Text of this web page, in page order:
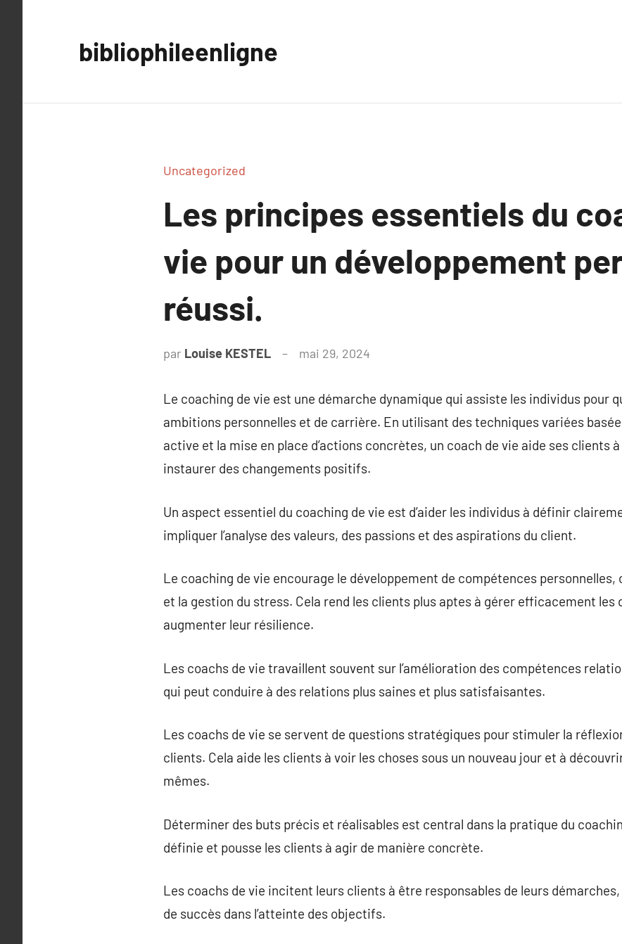
bibliophileenligne
Uncategorized
Les principes essentiels du
vie pour un développement
réussi.
par Louise KESTEL mai 29, 2024
Le coaching de vie est une démarche dynamique qui assiste les individus pour
ambitions personnelles et de carrière. En utilisant des techniques variées
active et la mise en place d’actions concrètes, un coach de vie aide ses clients
instaurer des changements positifs.
Un aspect essentiel du coaching de vie est d’aider les individus à définir
impliquer l’analyse des valeurs, des passions et des aspirations du client.
Le coaching de vie encourage le développement de compétences
et la gestion du stress. Cela rend les clients plus aptes à gérer efficacement les
augmenter leur résilience.
Les coachs de vie travaillent souvent sur l’amélioration des compétences
qui peut conduire à des relations plus saines et plus satisfaisantes.
Les coachs de vie se servent de questions stratégiques pour stimuler la
clients. Cela aide les clients à voir les choses sous un nouveau jour et à
mêmes.
Déterminer des buts précis et réalisables est central dans la pratique du
définie et pousse les clients à agir de manière concrète.
Les coachs de vie incitent leurs clients à être responsables de leurs
de succès dans l’atteinte des objectifs.